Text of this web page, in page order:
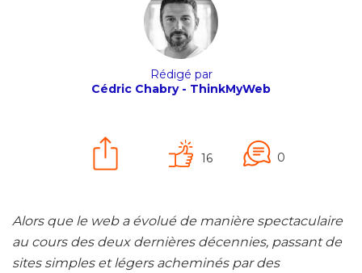
Rédigé par
Cédric Chabry - ThinkMyWeb
16 0
Alors que le web a évolué de manière spectaculaire
au cours des deux dernières décennies, passant de
sites simples et légers acheminés par des